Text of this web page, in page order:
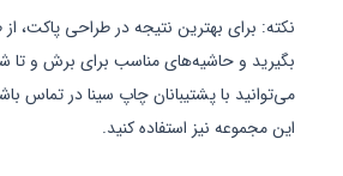
نکته: برای بهترین نتیجه در طراحی پاکت،
بگیرید و حاشیه‌های مناسب برای برش و تا
می‌توانید با پشتیبانان چاپ سینا در تماس
این مجموعه نیز استفاده کنید.